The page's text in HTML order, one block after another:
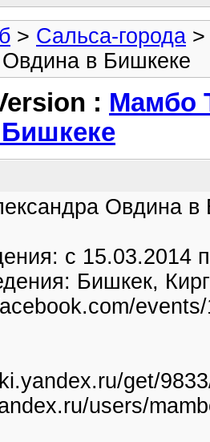
> Сальса-города
в Бишкеке
: Мамбо
Овдина в
с 15.03.2014
Бишкек,
get/
users/